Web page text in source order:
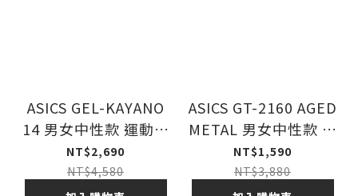
ASICS GEL-KAYANO
14 男女中性款 運動休
閒鞋 WHITE / CREAM
NT$2,690
NT$4,580
ASICS GT-2160 AGED
METAL 男女中性款 運
動休閒鞋 酒紅 CREAM
/ MAVUE GREY
NT$1,590
NT$3,880